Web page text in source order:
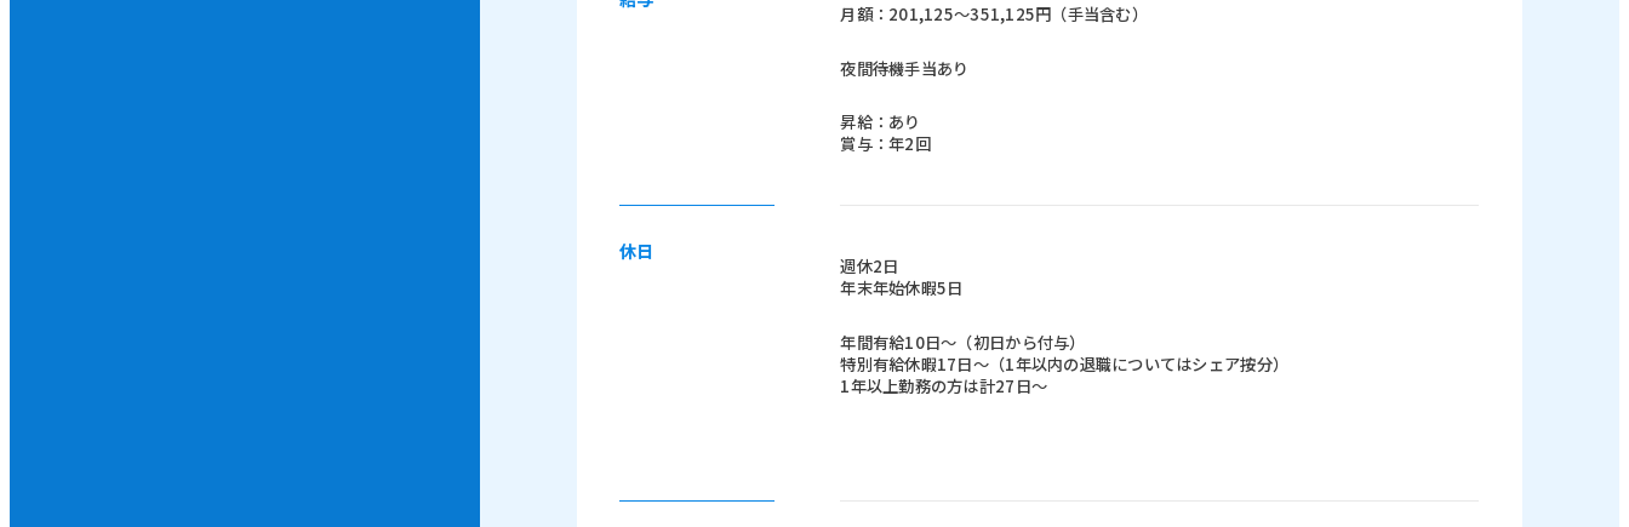
月額：201,125～351,125円（手当含む）
夜間待機手当あり
昇給：あり
賞与：年2回
休日
週休2日
年末年始休暇5日
年間有給10日～（初日から付与）
特別有給休暇17日～（1年以内の退職についてはシェア按分）
1年以上勤務の方は計27日～